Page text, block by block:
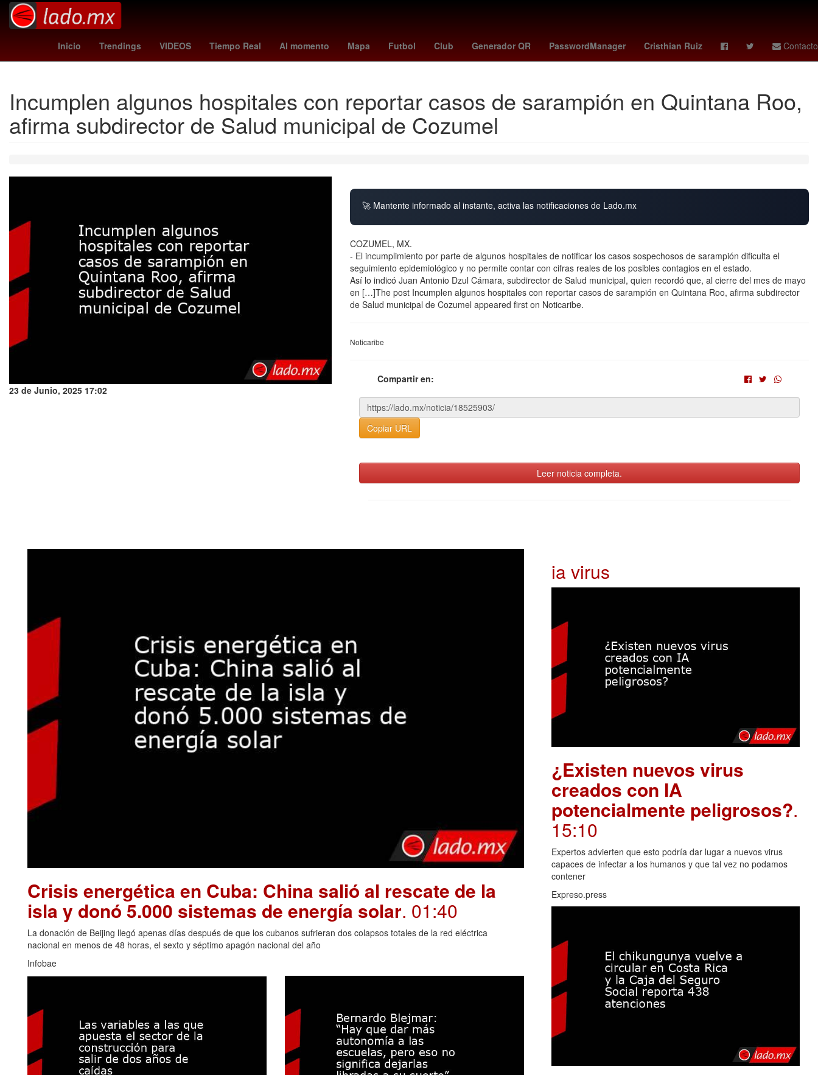
Inicio Trendings VIDEOS Tiempo Real Al momento Mapa Futbol Club Generador QR PasswordManager Cristhian Ruiz Contacto
trail blazers - pacers Chignahuapan Argentina Cartagena de Indias Perú tottenham Incendio Extranormal Santander MLS Cup
Incumplen algunos hospitales con reportar casos de sarampión en Quintana Roo,
afirma subdirector de Salud municipal de Cozumel
23 de Junio, 2025 17:02
🚀 Mantente informado al instante, activa las notificaciones de Lado.mx
COZUMEL, MX.
- El incumplimiento por parte de algunos hospitales de notificar los casos sospechosos de sarampión dificulta el
seguimiento epidemiológico y no permite contar con cifras reales de los posibles contagios en el estado.
Así lo indicó Juan Antonio Dzul Cámara, subdirector de Salud municipal, quien recordó que, al cierre del mes de mayo
en […]The post Incumplen algunos hospitales con reportar casos de sarampión en Quintana Roo, afirma subdirector
de Salud municipal de Cozumel appeared first on Noticaribe.
Noticaribe
Compartir en:
Copiar URL
Leer noticia completa.
Crisis energética en Cuba: China salió al rescate de la
isla y donó 5.000 sistemas de energía solar. 01:40
La donación de Beijing llegó apenas días después de que los cubanos sufrieran dos colapsos totales de la red eléctrica
nacional en menos de 48 horas, el sexto y séptimo apagón nacional del año
Infobae
ia virus
¿Existen nuevos virus
creados con IA
potencialmente peligrosos?.
15:10
Expertos advierten que esto podría dar lugar a nuevos virus
capaces de infectar a los humanos y que tal vez no podamos
contener
Expreso.press